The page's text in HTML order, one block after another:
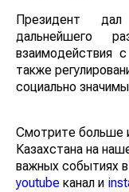
Президент
дальнейшего
взаимодействия
также
социально
Смотрите больше
Казахстана на
важных событиях в
youtube канал и